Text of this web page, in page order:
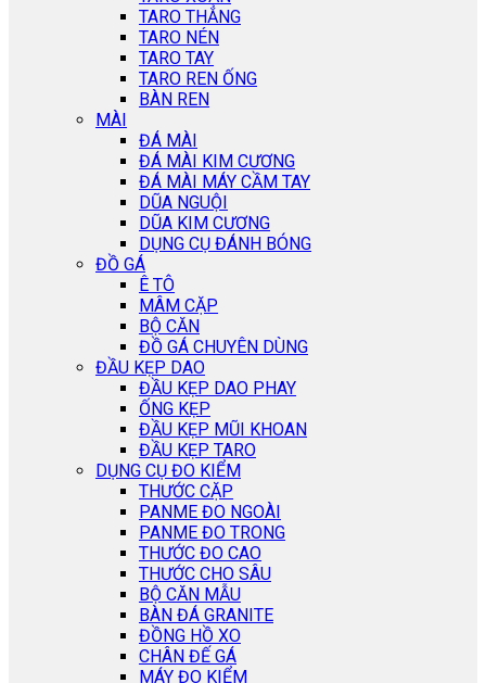
TARO THẲNG
TARO NÉN
TARO TAY
TARO REN ỐNG
BÀN REN
MÀI
ĐÁ MÀI
ĐÁ MÀI KIM CƯƠNG
ĐÁ MÀI MÁY CẦM TAY
DŨA NGUỘI
DŨA KIM CƯƠNG
DỤNG CỤ ĐÁNH BÓNG
ĐỒ GÁ
Ê TÔ
MÂM CẶP
BỘ CĂN
ĐỒ GÁ CHUYÊN DÙNG
ĐẦU KẸP DAO
ĐẦU KẸP DAO PHAY
ỐNG KẸP
ĐẦU KẸP MŨI KHOAN
ĐẦU KẸP TARO
DỤNG CỤ ĐO KIỂM
THƯỚC CẶP
PANME ĐO NGOÀI
PANME ĐO TRONG
THƯỚC ĐO CAO
THƯỚC CHO SÂU
BỘ CĂN MẪU
BÀN ĐÁ GRANITE
ĐỒNG HỒ XO
CHÂN ĐẾ GÁ
MÁY ĐO KIỂM